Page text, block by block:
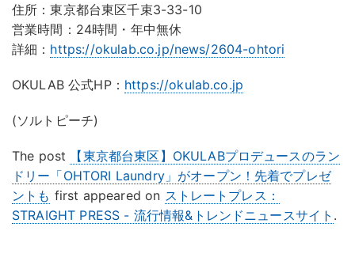
住所：東京都台東区千束3-33-10
営業時間：24時間・年中無休
詳細： https://okulab.co.jp/news/2604-ohtori
OKULAB 公式HP： https://okulab.co.jp
(ソルトピーチ)
The post
【東京都台東区】OKULABプロデュースのラン
ドリー「OHTORI Laundry」がオープン！先着でプレゼ
ントも first appeared on ストレートプレス：
STRAIGHT PRESS - 流行情報&トレンドニュースサイト .